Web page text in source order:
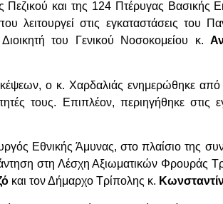
Πεζικού και της 124 Πτέρυγας Βασικής
λειτουργεί στις εγκαταστάσεις
του Γενικού Νοσοκομείου κ.
ο κ. Χαρδαλιάς ενημερώθηκε από
τους. Επιπλέον, περιηγήθηκε στις
Εθνικής Άμυνας, στο πλαίσιο της
στη Λέσχη Αξιωματικών Φρουράς
και τον Δήμαρχο Τρίπολης κ.